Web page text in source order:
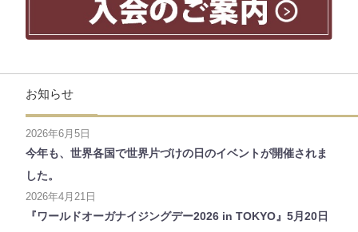
お知らせ
2026年6月5日
今年も、世界各国で世界片づけの日のイベントが開催されま
した。
2026年4月21日
『ワールドオーガナイジングデー2026 in TOKYO』5月20日